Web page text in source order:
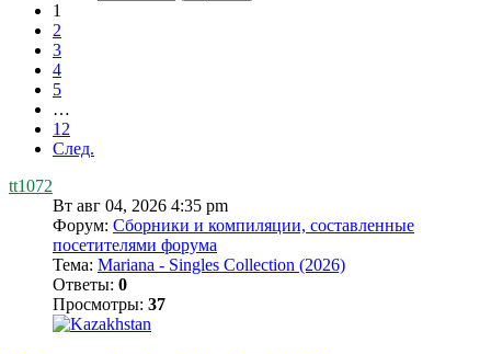
1
2
3
4
5
…
12
След.
tt1072
Вт авг 04, 2026 4:35 pm
Форум: Сборники и компиляции, составленные
посетителями форума
Тема: Mariana - Singles Collection (2026)
Ответы: 0
Просмотры: 37